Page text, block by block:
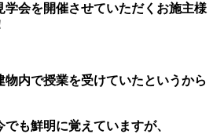
学会を開催させていただくお施主様
物内で授業を受けていたというから
も鮮明に覚えていますが、